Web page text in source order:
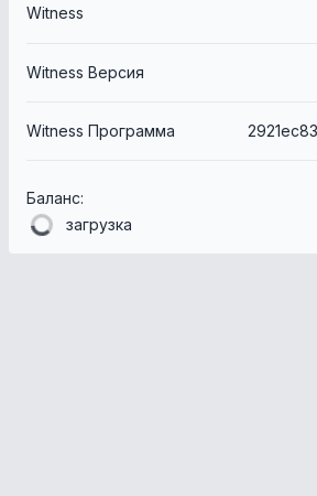
Witness
Witness Версия
Witness Программа
Баланс:
загрузка